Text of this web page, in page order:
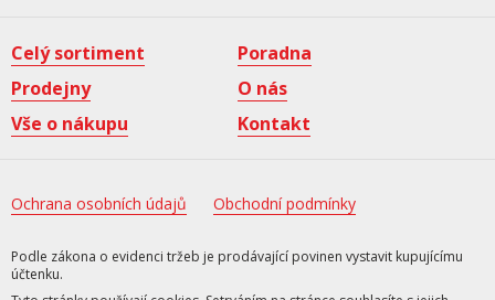
Celý sortiment
Poradna
Prodejny
O nás
Vše o nákupu
Kontakt
Ochrana osobních údajů Obchodní podmínky
Podle zákona o evidenci tržeb je prodávající povinen vystavit kupujícímu
účtenku.